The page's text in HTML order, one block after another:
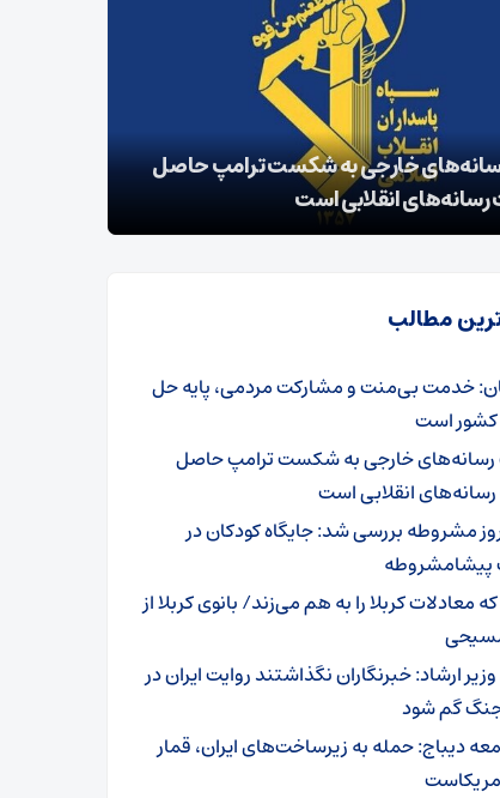
خارجی به شکست ترامپ حاصل
انقلابی است
مطالب
خدمت بی‌منت و مشارکت مردمی، پایه حل
است
رسانه‌های خارجی به شکست ترامپ حاصل
انقلابی است
مشروطه بررسی شد: جایگاه کودکان در
پیشامشروطه
معادلات کربلا را به هم می‌زند/ بانوی کربلا از
ارشاد: خبرنگاران نگذاشتند روایت ایران در
گم شود
دیباج: حمله به زیرساخت‌های ایران، قمار